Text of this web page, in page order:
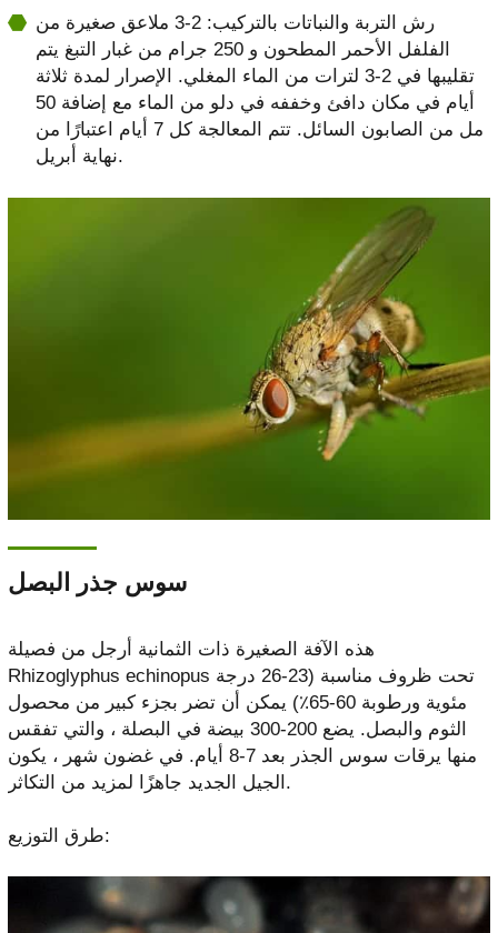
رش التربة والنباتات بالتركيب: 2-3 ملاعق صغيرة من
الفلفل الأحمر المطحون و 250 جرام من غبار التبغ يتم
تقليبها في 2-3 لترات من الماء المغلي. الإصرار لمدة ثلاثة
أيام في مكان دافئ وخففه في دلو من الماء مع إضافة 50
مل من الصابون السائل. تتم المعالجة كل 7 أيام اعتبارًا من
نهاية أبريل.
سوس جذر البصل
هذه الآفة الصغيرة ذات الثمانية أرجل من فصيلة
Rhizoglyphus echinopus تحت ظروف مناسبة (23-26 درجة
مئوية ورطوبة 60-65٪) يمكن أن تضر بجزء كبير من محصول
الثوم والبصل. يضع 200-300 بيضة في البصلة ، والتي تفقس
منها يرقات سوس الجذر بعد 7-8 أيام. في غضون شهر ، يكون
الجيل الجديد جاهزًا لمزيد من التكاثر.
طرق التوزيع: